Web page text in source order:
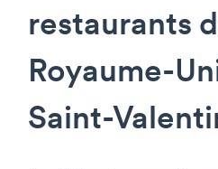
restaurants
Royaume-
Saint-